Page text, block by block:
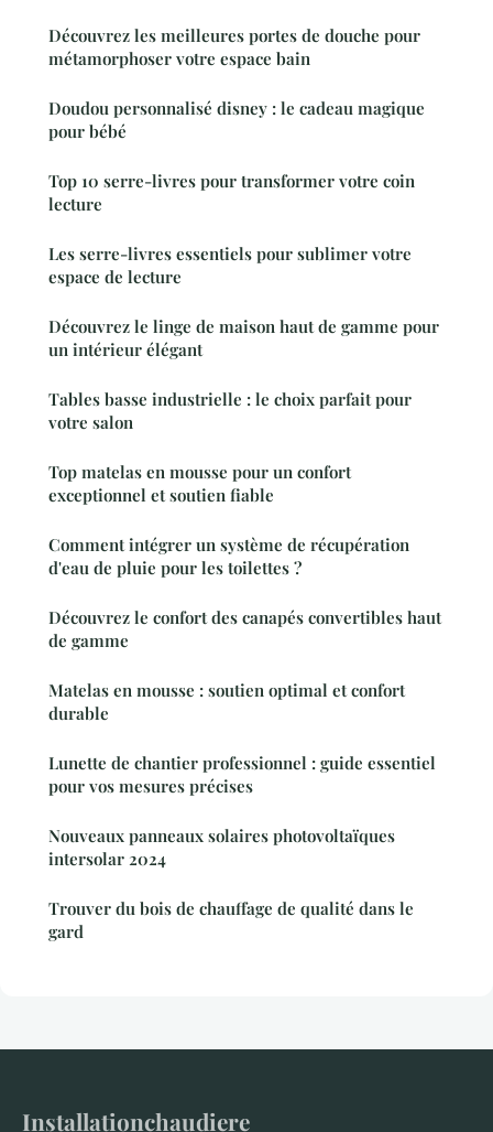
Découvrez les meilleures portes de douche pour
métamorphoser votre espace bain
Doudou personnalisé disney : le cadeau magique
pour bébé
Top 10 serre-livres pour transformer votre coin
lecture
Les serre-livres essentiels pour sublimer votre
espace de lecture
Découvrez le linge de maison haut de gamme pour
un intérieur élégant
Tables basse industrielle : le choix parfait pour
votre salon
Top matelas en mousse pour un confort
exceptionnel et soutien fiable
Comment intégrer un système de récupération
d'eau de pluie pour les toilettes ?
Découvrez le confort des canapés convertibles haut
de gamme
Matelas en mousse : soutien optimal et confort
durable
Lunette de chantier professionnel : guide essentiel
pour vos mesures précises
Nouveaux panneaux solaires photovoltaïques
intersolar 2024
Trouver du bois de chauffage de qualité dans le
gard
Installationchaudiere